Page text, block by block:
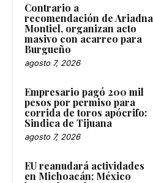
Contrario a
recomendación de Ariadna
Montiel, organizan acto
masivo con acarreo para
Burgueño
agosto 7, 2026
Empresario pagó 200 mil
pesos por permiso para
corrida de toros apócrifo:
Sindica de Tijuana
agosto 7, 2026
EU reanudará actividades
en Michoacán; México